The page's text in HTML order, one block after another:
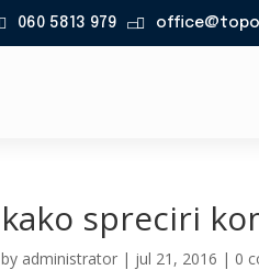
060 5813 979 
kako spreciri
by administrator | jul 21, 2016 | 0